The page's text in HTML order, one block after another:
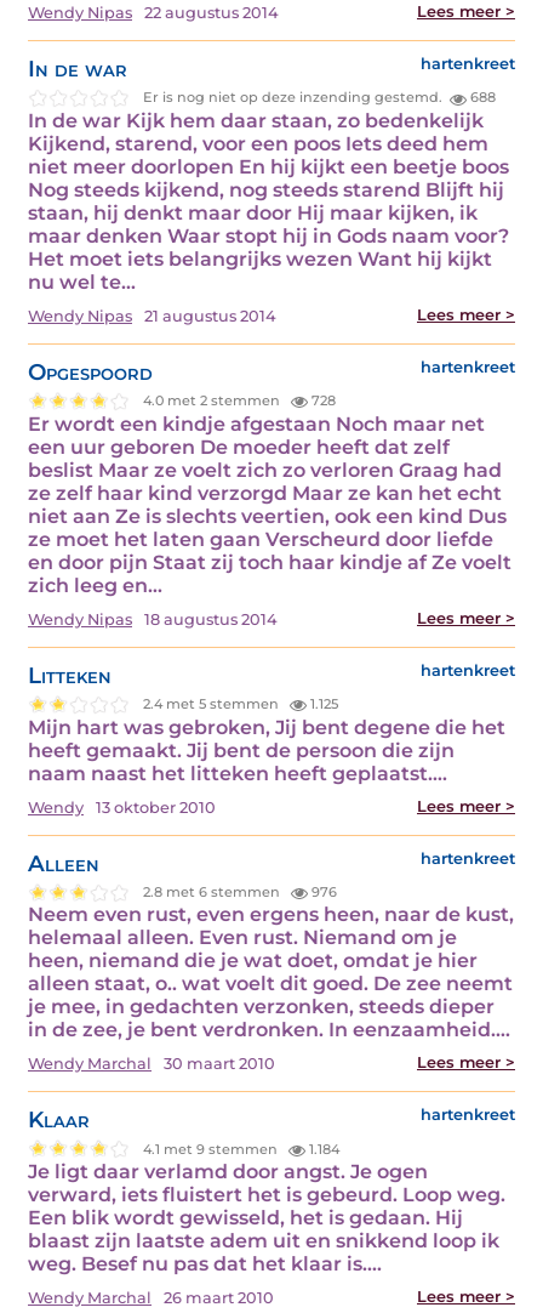
Wendy Nipas 22 augustus 2014 Lees meer >
In de war hartenkreet
Er is nog niet op deze inzending gestemd. 688
In de war Kijk hem daar staan, zo bedenkelijk
Kijkend, starend, voor een poos Iets deed hem
niet meer doorlopen En hij kijkt een beetje boos
Nog steeds kijkend, nog steeds starend Blijft hij
staan, hij denkt maar door Hij maar kijken, ik
maar denken Waar stopt hij in Gods naam voor?
Het moet iets belangrijks wezen Want hij kijkt
nu wel te…
Wendy Nipas 21 augustus 2014 Lees meer >
Opgespoord hartenkreet
4.0 met 2 stemmen 728
Er wordt een kindje afgestaan Noch maar net
een uur geboren De moeder heeft dat zelf
beslist Maar ze voelt zich zo verloren Graag had
ze zelf haar kind verzorgd Maar ze kan het echt
niet aan Ze is slechts veertien, ook een kind Dus
ze moet het laten gaan Verscheurd door liefde
en door pijn Staat zij toch haar kindje af Ze voelt
zich leeg en…
Wendy Nipas 18 augustus 2014 Lees meer >
Litteken hartenkreet
2.4 met 5 stemmen 1.125
Mijn hart was gebroken, Jij bent degene die het
heeft gemaakt. Jij bent de persoon die zijn
naam naast het litteken heeft geplaatst.…
Wendy 13 oktober 2010 Lees meer >
Alleen hartenkreet
2.8 met 6 stemmen 976
Neem even rust, even ergens heen, naar de kust,
helemaal alleen. Even rust. Niemand om je
heen, niemand die je wat doet, omdat je hier
alleen staat, o.. wat voelt dit goed. De zee neemt
je mee, in gedachten verzonken, steeds dieper
in de zee, je bent verdronken. In eenzaamheid.…
Wendy Marchal 30 maart 2010 Lees meer >
Klaar hartenkreet
4.1 met 9 stemmen 1.184
Je ligt daar verlamd door angst. Je ogen
verward, iets fluistert het is gebeurd. Loop weg.
Een blik wordt gewisseld, het is gedaan. Hij
blaast zijn laatste adem uit en snikkend loop ik
weg. Besef nu pas dat het klaar is.…
Wendy Marchal 26 maart 2010 Lees meer >